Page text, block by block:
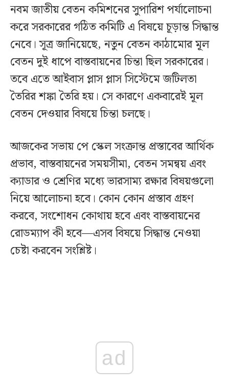
নবম জাতীয় বেতন কমিশনের সুপারিশ পর্যালোচনা
করে সরকারের গঠিত কমিটি এ বিষয়ে চূড়ান্ত সিদ্ধান্ত
নেবে। সূত্র জানিয়েছে, নতুন বেতন কাঠামোর মূল
বেতন দুই ধাপে বাস্তবায়নের চিন্তা ছিল সরকারের।
তবে এতে আইবাস প্লাস প্লাস সিস্টেমে জটিলতা
তৈরির শঙ্কা তৈরি হয়। সে কারণে একবারেই মূল
বেতন দেওয়ার বিষয়ে চিন্তা চলছে।
আজকের সভায় পে স্কেল সংক্রান্ত প্রস্তাবের আর্থিক
প্রভাব, বাস্তবায়নের সময়সীমা, বেতন সমন্বয় এবং
ক্যাডার ও শ্রেণির মধ্যে ভারসাম্য রক্ষার বিষয়গুলো
নিয়ে আলোচনা হবে। কোন কোন প্রস্তাব গ্রহণ
করবে, সংশোধন কোথায় হবে এবং বাস্তবায়নের
রোডম্যাপ কী হবে—এসব বিষয়ে সিদ্ধান্ত নেওয়া
চেষ্টা করবেন সংশ্লিষ্ট।
ad